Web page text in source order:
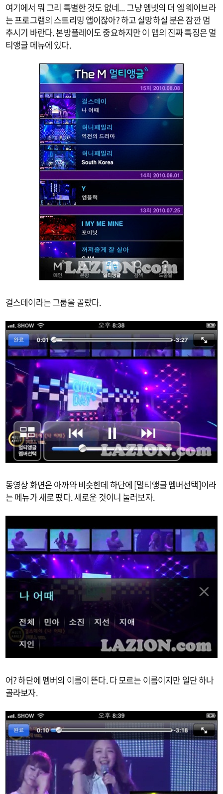
여기에서 뭐 그리 특별한 것도 없네... 그냥 엠넷의 더 엠 웨이브라
는 프로그램의 스트리밍 앱이잖아? 하고 실망하실 분은 잠깐 멈
추시기 바란다. 본방플레이도 중요하지만 이 앱의 진짜 특징은 멀
티앵글 메뉴에 있다.
걸스데이라는 그룹을 골랐다.
동영상 화면은 아까와 비슷한데 하단에 [멀티앵글 멤버선택]이라
는 메뉴가 새로 떴다. 새로운 것이니 눌러보자.
어? 하단에 멤버의 이름이 뜬다. 다 모르는 이름이지만 일단 하나
골라보자.